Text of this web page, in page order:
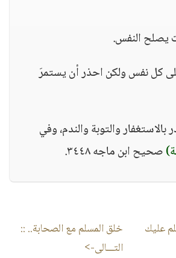
على كل نفس ولكن احذر أن يستمرَ
بالاستغفار والتوبة والندم، وفي
صحيح ابن ماجه ٣٤٤٨.
عليك
خلق المسلم مع الصحابة.. ::
التـــالى->